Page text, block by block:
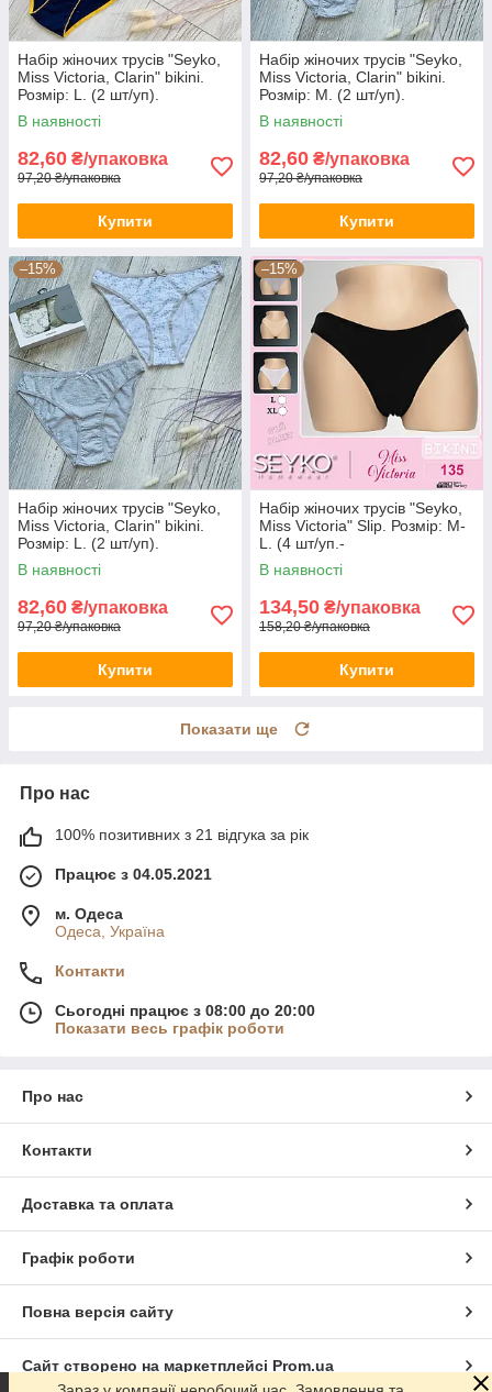
Набір жіночих трусів "Seyko,
Miss Victoria, Clarin" bikini.
Розмір: L. (2 шт/уп).
Туреччина. (CN-127-L)
В наявності
82,60 ₴/упаковка
97,20 ₴/упаковка
Купити
Набір жіночих трусів "Seyko,
Miss Victoria, Clarin" bikini.
Розмір: M. (2 шт/уп).
Туреччина. (CN-129-M)
В наявності
82,60 ₴/упаковка
97,20 ₴/упаковка
Купити
–15%
Набір жіночих трусів "Seyko,
Miss Victoria, Clarin" bikini.
Розмір: L. (2 шт/уп).
Туреччина. (CN-129-L)
В наявності
82,60 ₴/упаковка
97,20 ₴/упаковка
Купити
–15%
Набір жіночих трусів "Seyko,
Miss Victoria" Slip. Розмір: M-
L. (4 шт/уп.-
чорний,білий,сірий,беж).
Туреччина.
В наявності
134,50 ₴/упаковка
158,20 ₴/упаковка
Купити
Показати ще
Про нас
100% позитивних з 21 відгука за рік
Працює з 04.05.2021
м. Одеса
Одеса, Україна
Контакти
Сьогодні працює з 08:00 до 20:00
Показати весь графік роботи
Про нас
Контакти
Доставка та оплата
Графік роботи
Повна версія сайту
Сайт створено на маркетплейсі Prom.ua